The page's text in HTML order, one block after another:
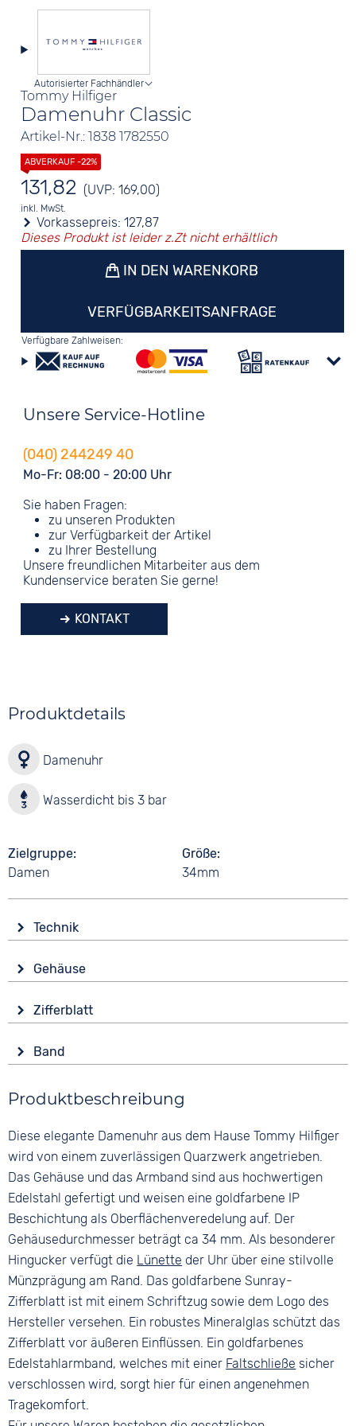
Tommy Hilfiger
Damenuhr Classic
Artikel-Nr.: 1838 1782550
Autorisierter Fachhändler
131,82 (UVP: 169,00)
inkl. MwSt.
Vorkassepreis:127,87
Dieses Produkt ist leider z.Zt nicht erhältlich
IN DEN WARENKORB
VERFÜGBARKEITSANFRAGE
Verfügbare Zahlweisen:
Unsere Service-Hotline
(040) 244249 40
Mo-Fr: 08:00 - 20:00 Uhr
Sie haben Fragen:
zu unseren Produkten
zur Verfügbarkeit der Artikel
zu Ihrer Bestellung
Unsere freundlichen Mitarbeiter aus dem
Kundenservice beraten Sie gerne!
KONTAKT
Produktdetails
Damenuhr
Wasserdicht bis 3 bar
Zielgruppe
Damen
Größe
34mm
Technik
Batterie (Quarz)
Wasserdicht
3 bar
Gehäuse
Mineralglas
Form
Rund
Material
Farbe
Gold
Zifferblatt
Analog
Gold
Ziffern
Keine
Band
Gold
Material
Bandschließe
Faltschließe
Produktbeschreibung
Diese elegante Damenuhr aus dem Hause Tommy Hilfiger
wird von einem zuverlässigen Quarzwerk angetrieben.
Das Gehäuse und das Armband sind aus hochwertigen
Edelstahl gefertigt und weisen eine goldfarbene IP
Beschichtung als Oberflächenveredelung auf. Der
Gehäusedurchmesser beträgt ca 34 mm. Als besonderer
Hingucker verfügt die Lünette der Uhr über eine stilvolle
Münzprägung am Rand. Das goldfarbene Sunray-
Zifferblatt ist mit einem Schriftzug sowie dem Logo des
Hersteller versehen. Ein robustes Mineralglas schützt das
Zifferblatt vor äußeren Einflüssen. Ein goldfarbenes
Edelstahlarmband, welches mit einer Faltschließe sicher
verschlossen wird, sorgt hier für einen angenehmen
Tragekomfort.